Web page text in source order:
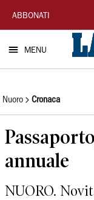
La
Nuova
Sardegna
ABBONATI
MENU
Nuoro Cronaca
annuale
NUORO.